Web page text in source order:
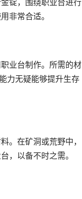
锭，围绕职业台进行
非常合适。
业台制作。所需的材
力无疑能够提升生存
。在矿洞或荒野中，
，以备不时之需。